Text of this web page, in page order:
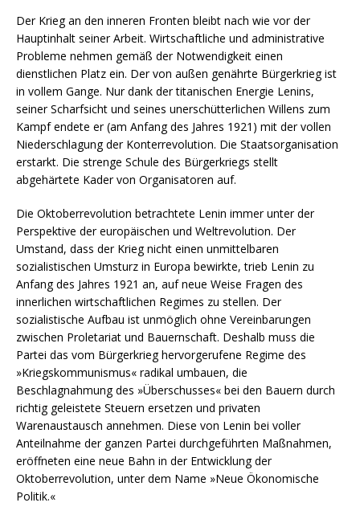
Der Krieg an den inneren Fronten bleibt nach wie vor der
Hauptinhalt seiner Arbeit. Wirtschaftliche und administrative
Probleme nehmen gemäß der Notwendigkeit einen
dienstlichen Platz ein. Der von außen genährte Bürgerkrieg ist
in vollem Gange. Nur dank der titanischen Energie Lenins,
seiner Scharfsicht und seines unerschütterlichen Willens zum
Kampf endete er (am Anfang des Jahres 1921) mit der vollen
Niederschlagung der Konterrevolution. Die Staatsorganisation
erstarkt. Die strenge Schule des Bürgerkriegs stellt
abgehärtete Kader von Organisatoren auf.
Die Oktoberrevolution betrachtete Lenin immer unter der
Perspektive der europäischen und Weltrevolution. Der
Umstand, dass der Krieg nicht einen unmittelbaren
sozialistischen Umsturz in Europa bewirkte, trieb Lenin zu
Anfang des Jahres 1921 an, auf neue Weise Fragen des
innerlichen wirtschaftlichen Regimes zu stellen. Der
sozialistische Aufbau ist unmöglich ohne Vereinbarungen
zwischen Proletariat und Bauernschaft. Deshalb muss die
Partei das vom Bürgerkrieg hervorgerufene Regime des
»Kriegskommunismus« radikal umbauen, die
Beschlagnahmung des »Überschusses« bei den Bauern durch
richtig geleistete Steuern ersetzen und privaten
Warenaustausch annehmen. Diese von Lenin bei voller
Anteilnahme der ganzen Partei durchgeführten Maßnahmen,
eröffneten eine neue Bahn in der Entwicklung der
Oktoberrevolution, unter dem Name »Neue Ökonomische
Politik.«